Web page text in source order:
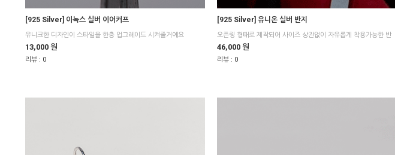
[925 Silver] 이녹스 실버 이어커프
유니크한 디자인이 스타일을 한층 업그레이드 시켜줄거에요
13,000 원
리뷰 : 0
[925 Silver] 유니온 실버 반지
46,000 원
리뷰 : 0